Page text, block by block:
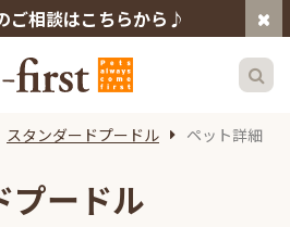
ご相談はこちらから♪
スタンダードプードル ペット詳細
プードル